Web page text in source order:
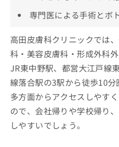
専門医による手術とボ
高田皮膚科クリニックでは
科・美容皮膚科・形成外科外
JR東中野駅、都営大江戸線
線落合駅の3駅から徒歩10分
多方面からアクセスしやす
ので、会社帰りや学校帰り
しやすいでしょう。